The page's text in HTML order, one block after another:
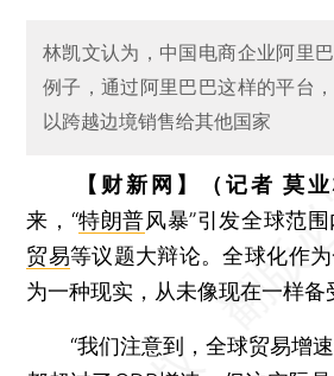
林凯文认为，中国电商企业阿里
例子，通过阿里巴巴这样的平台
以跨越边境销售给其他国家
【财新网】（记者 莫业
来，“特朗普风暴”引发全球范
贸易等议题大辩论。全球化作
为一种现实，从未像现在一样备
“我们注意到，全球贸易增速